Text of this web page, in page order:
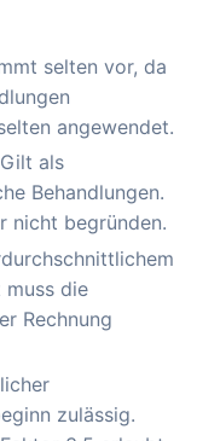
selten vor, da
angewendet.
Gilt als
Behandlungen.
nicht begründen.
muss die
Rechnung
zulässig.